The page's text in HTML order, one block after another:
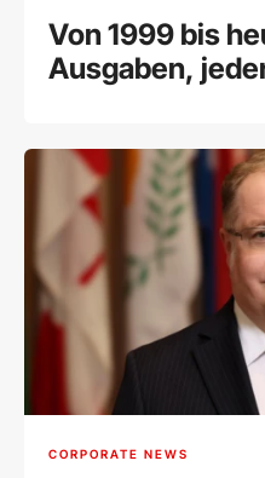
Von 1999 bis
Ausgaben,
CORPORATE NEWS